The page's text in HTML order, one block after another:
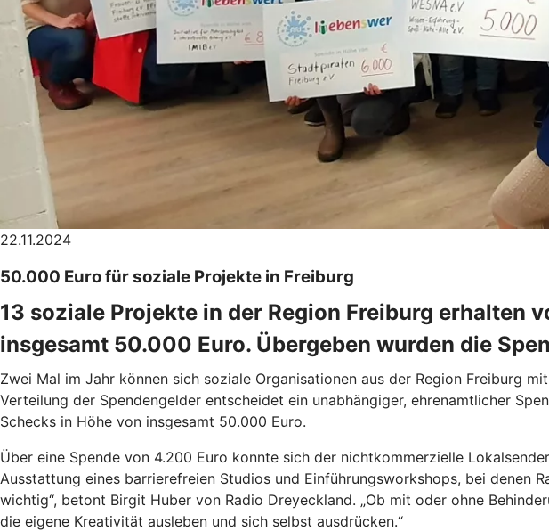
22.11.2024
50.000 Euro für soziale Projekte in Freiburg
13 soziale Projekte in der Region Freiburg erhalten
insgesamt 50.000 Euro. Übergeben wurden die
Zwei Mal im Jahr können sich soziale Organisationen aus der Region Freiburg
Verteilung der Spendengelder entscheidet ein unabhängiger, ehrenamtlicher
Schecks in Höhe von insgesamt 50.000 Euro.
Über eine Spende von 4.200 Euro konnte sich der nichtkommerzielle
Ausstattung eines barrierefreien Studios und Einführungsworkshops, bei denen
wichtig“, betont Birgit Huber von Radio Dreyeckland. „Ob mit oder ohne
die eigene Kreativität ausleben und sich selbst ausdrücken.“